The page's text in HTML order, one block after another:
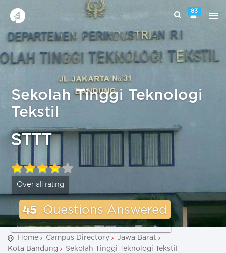
83
Sekolah Tinggi Teknologi
Tekstil
STTT
Over all rating
45 Questions Answered
Home Campus Directory
Jawa Barat
Kota Bandung
Sekolah Tinggi Teknologi Tekstil